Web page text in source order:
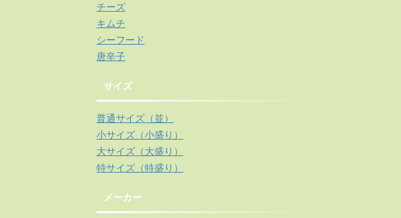
チーズ
キムチ
シーフード
唐辛子
サイズ
普通サイズ（並）
小サイズ（小盛り）
大サイズ（大盛り）
特サイズ（特盛り）
メーカー